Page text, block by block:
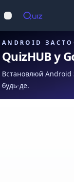
Відкрити меню
ANDROID
QuizHUB у
Встановлюй Android
будь-де.